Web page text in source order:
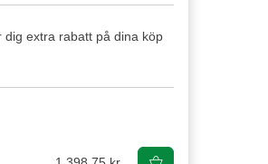
extra rabatt på dina köp